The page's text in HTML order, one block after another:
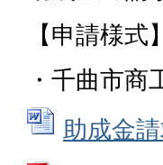
【申請様式】
・千曲市
助成金